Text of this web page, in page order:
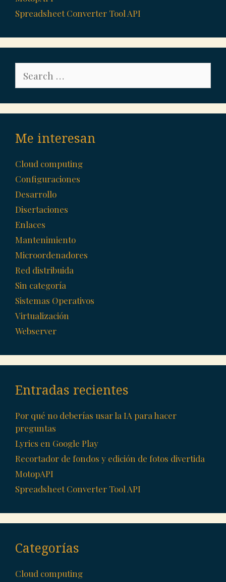
Spreadsheet Converter Tool API
for:
Me interesan
Cloud computing
Configuraciones
Desarrollo
Disertaciones
Enlaces
Mantenimiento
Microordenadores
Red distribuida
Sin categoría
Sistemas Operativos
Virtualización
Webserver
Entradas recientes
Por qué no deberías usar la IA para hacer
preguntas
Lyrics en Google Play
Recortador de fondos y edición de fotos divertida
MotopAPI
Spreadsheet Converter Tool API
Categorías
Cloud computing